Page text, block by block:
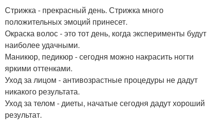
Стрижка - прекрасный день. Стрижка много
положительных эмоций принесет.
Окраска волос - это тот день, когда эксперименты будут
наиболее удачными.
Маникюр, педикюр - сегодня можно накрасить ногти
яркими оттенками.
Уход за лицом - антивозрастные процедуры не дадут
никакого результата.
Уход за телом - диеты, начатые сегодня дадут хороший
результат.